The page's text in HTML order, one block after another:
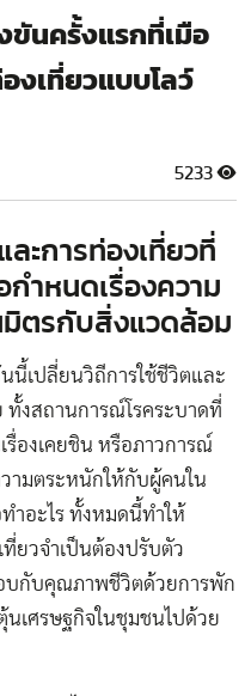
ขันครั้งแรกที่เมือ
งเที่ยวแบบโลว์
5233
ะการท่องเที่ยวที่
ำหนดเรื่องความ
ตรกับสิ่งแวดล้อม
นี้เปลี่ยนวิถีการใช้ชีวิตและ
ทั้งสถานการณ์โรคระบาดที่
รื่องเคยชิน หรือภาวการณ์
ามตระหนักให้กับผู้คนใน
ำอะไร ทั้งหมดนี้ทำให้
ยวจำเป็นต้องปรับตัว
บกับคุณภาพชีวิตด้วยการพัก
เศรษฐกิจในชุมชนไปด้วย